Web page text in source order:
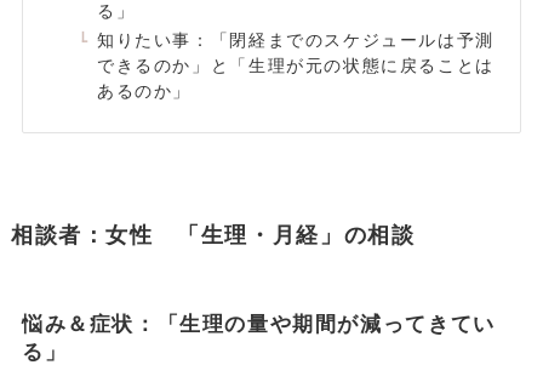
る」
知りたい事：「閉経までのスケジュールは予測
できるのか」と「生理が元の状態に戻ることは
あるのか」
相談者：女性 「生理・月経」の相談
悩み＆症状：「生理の量や期間が減ってきてい
る」